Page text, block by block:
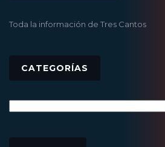
Toda la información de Tres Cantos
CATEGORÍAS